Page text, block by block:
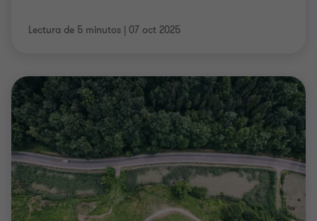
Lectura de 5 minutos | 07 oct 2025